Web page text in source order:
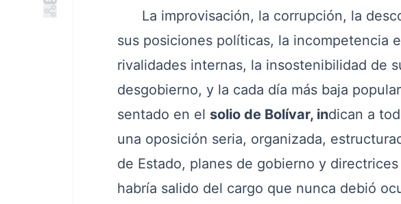
La improvisación, la corrupción, la
sus posiciones políticas, la incompetencia
rivalidades internas, la insostenibilidad de
desgobierno, y la cada día más baja
sentado en el solio de Bolívar, indican a
una oposición seria, organizada,
de Estado, planes de gobierno y
habría salido del cargo que nunca debió